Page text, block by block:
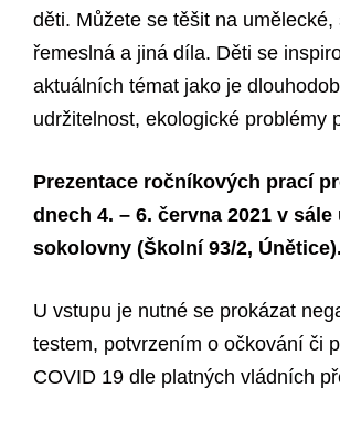
děti. Můžete se těšit na umělecké,
řemeslná a jiná díla. Děti se
aktuálních témat jako je
udržitelnost, ekologické problémy
Prezentace ročníkových prací
dnech 4. – 6. června 2021 v
sokolovny (Školní 93/2, Únětice).
U vstupu je nutné se prokázat
testem, potvrzením o očkování či
COVID 19 dle platných vládních